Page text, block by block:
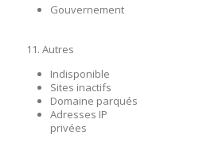
Gouvernement
11. Autres
Indisponible
Sites inactifs
Domaine parqués
Adresses IP
privées